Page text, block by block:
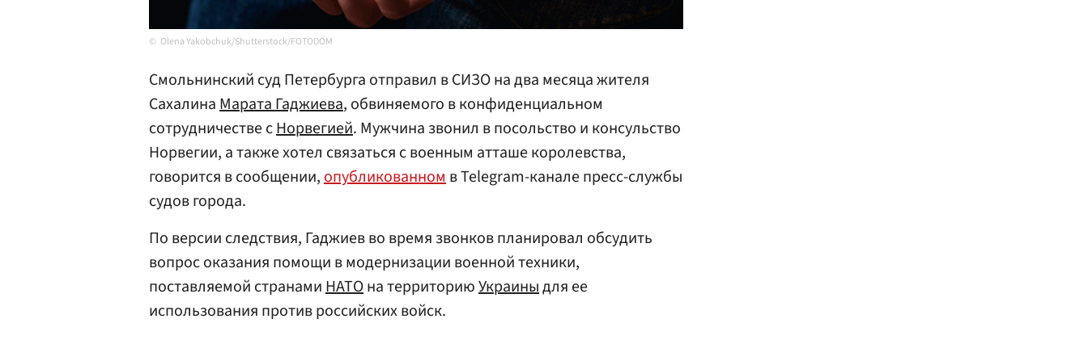
Olena Yakobchuk/Shutterstock/FOTODOM
Смольнинский суд Петербурга отправил в СИЗО на два месяца жителя
СахалинаМарата Гаджиева, обвиняемого в конфиденциальном
сотрудничестве сНорвегией. Мужчина звонил в посольство и консульство
Норвегии, а также хотел связаться с военным атташе королевства,
говорится в сообщении,опубликованномв Telegram-канале пресс-службы
судов города.
По версии следствия, Гаджиев во время звонков планировал обсудить
вопрос оказания помощи в модернизации военной техники,
поставляемой странамиНАТОна территориюУкраиныдля ее
использования против российских войск.